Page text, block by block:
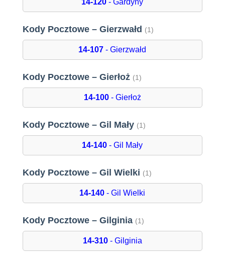
14-120 - Gardyny
Kody Pocztowe – Gierzwałd (1)
14-107 - Gierzwałd
Kody Pocztowe – Gierłoż (1)
14-100- Gierłoż
Kody Pocztowe – Gil Mały (1)
14-140 - Gil Mały
Kody Pocztowe – Gil Wielki (1)
14-140 - Gil Wielki
Kody Pocztowe – Gilginia (1)
14-310- Gilginia